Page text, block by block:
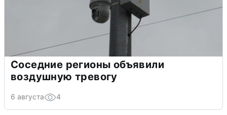
Соседние регионы объявили
воздушную тревогу
6 августа 4